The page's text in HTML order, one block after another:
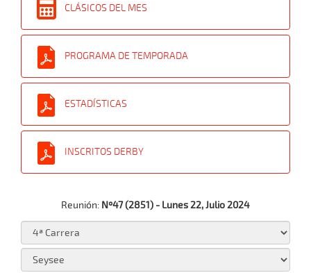
CLÁSICOS DEL MES
PROGRAMA DE TEMPORADA
ESTADÍSTICAS
INSCRITOS DERBY
Reunión: Nº47 (2851) - Lunes 22, Julio 2024